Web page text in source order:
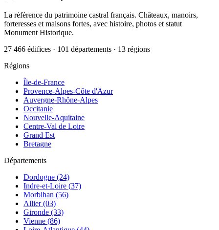
La référence du patrimoine castral français. Châteaux, manoirs,
forteresses et maisons fortes, avec histoire, photos et statut
Monument Historique.
27 466 édifices · 101 départements · 13 régions
Régions
Île-de-France
Provence-Alpes-Côte d'Azur
Auvergne-Rhône-Alpes
Occitanie
Nouvelle-Aquitaine
Centre-Val de Loire
Grand Est
Bretagne
Départements
Dordogne (24)
Indre-et-Loire (37)
Morbihan (56)
Allier (03)
Gironde (33)
Vienne (86)